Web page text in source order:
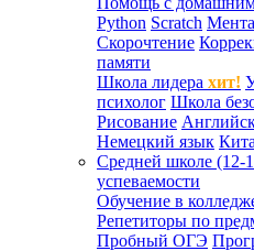
Python Scratch
Скорочтение
памяти
Школа лидера хит!
психолог Школа
Рисование
Немецкий язык
Средней школе (12-
успеваемости
Обучение в
Репетиторы по
Пробный ОГЭ